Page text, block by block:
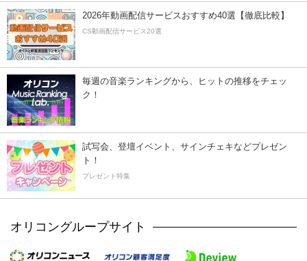
2026年動画配信サービスおすすめ40選【徹底比較】
CS動画配信サービス20選
毎週の音楽ランキングから、ヒットの推移をチェッ
ク！
試写会、登壇イベント、サインチェキなどプレゼン
ト！
プレゼント特集
オリコングループサイト